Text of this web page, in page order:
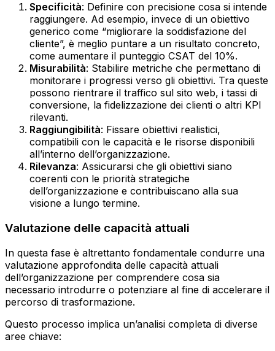
Specificità: Definire con precisione cosa si intende
raggiungere. Ad esempio, invece di un obiettivo
generico come “migliorare la soddisfazione del
cliente”, è meglio puntare a un risultato concreto,
come aumentare il punteggio CSAT del 10%.
Misurabilità: Stabilire metriche che permettano di
monitorare i progressi verso gli obiettivi. Tra queste
possono rientrare il traffico sul sito web, i tassi di
conversione, la fidelizzazione dei clienti o altri KPI
rilevanti.
Raggiungibilità: Fissare obiettivi realistici,
compatibili con le capacità e le risorse disponibili
all’interno dell’organizzazione.
Rilevanza: Assicurarsi che gli obiettivi siano
coerenti con le priorità strategiche
dell’organizzazione e contribuiscano alla sua
visione a lungo termine.
Valutazione delle capacità attuali
In questa fase è altrettanto fondamentale condurre una
valutazione approfondita delle capacità attuali
dell’organizzazione per comprendere cosa sia
necessario introdurre o potenziare al fine di accelerare il
percorso di trasformazione.
Questo processo implica un’analisi completa di diverse
aree chiave: